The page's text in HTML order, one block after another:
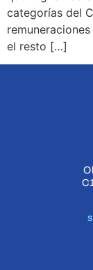
categorías del
el resto […]